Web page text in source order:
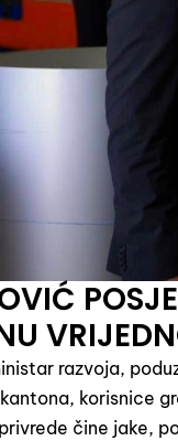
razvoja,
kantona, korisnice
čine jake,